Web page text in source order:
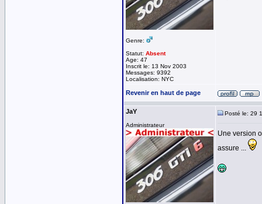
Genre:
Statut: Absent
Age: 47
Inscrit le: 13 Nov 2003
Messages: 9392
Localisation: NYC
Revenir en haut de page
JaY
Administrateur
Posté le: 29
Une version
assure ...